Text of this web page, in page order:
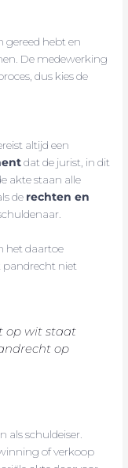
gereed hebt en
De medewerking
dus kies de
altijd een
dat de jurist, in dit
akte staan alle
de rechten en
het daartoe
pandrecht niet
op wit staat
op
schuldeiser.
of verkoop